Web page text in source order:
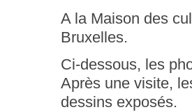
A la Maison des
Bruxelles.
Ci-dessous, les
Après une visite,
dessins exposés.